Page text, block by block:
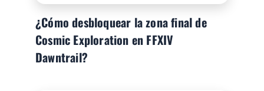
¿Cómo desbloquear la zona final de
Cosmic Exploration en FFXIV
Dawntrail?